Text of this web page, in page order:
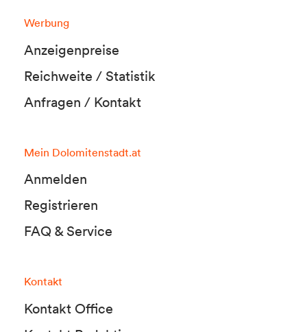
Werbung
Anzeigenpreise
Reichweite / Statistik
Anfragen / Kontakt
Mein Dolomitenstadt.at
Anmelden
Registrieren
FAQ & Service
Kontakt
Kontakt Office